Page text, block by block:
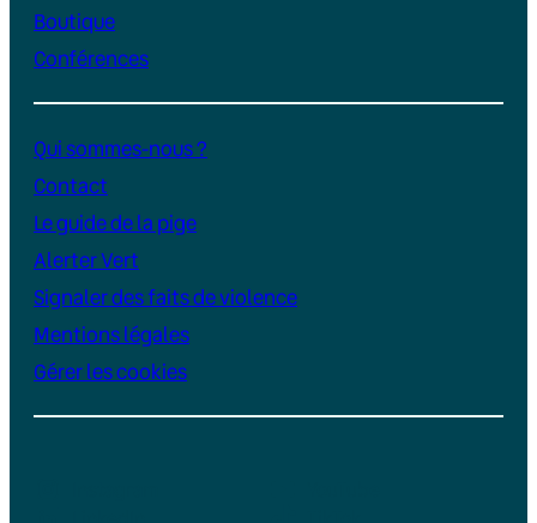
Boutique
Conférences
Qui sommes-nous ?
Contact
Le guide de la pige
Alerter Vert
Signaler des faits de violence
Mentions légales
Gérer les cookies